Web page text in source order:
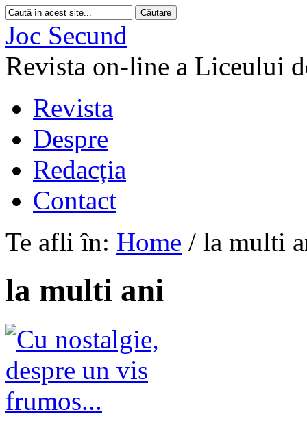
Joc Secund
Revista on-line a Liceului
Revista
Despre
Redacția
Contact
Te afli în: Home / la multi
la multi ani